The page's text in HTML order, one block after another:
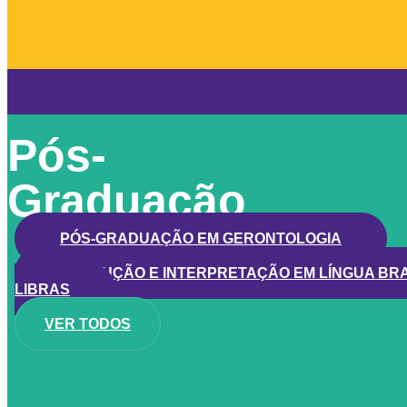
Pós-
Graduação
PÓS-GRADUAÇÃO EM GERONTOLOGIA
TRADUÇÃO E INTERPRETAÇÃO EM LÍNGUA
LIBRAS
VER TODOS